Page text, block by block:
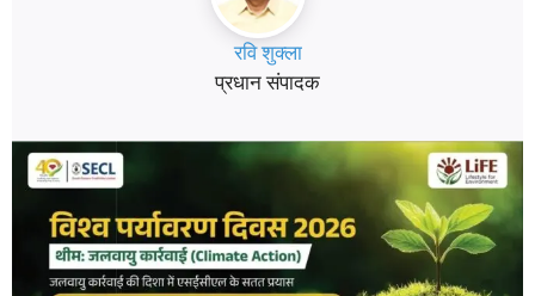
रवि शुक्ला
प्रधान संपादक